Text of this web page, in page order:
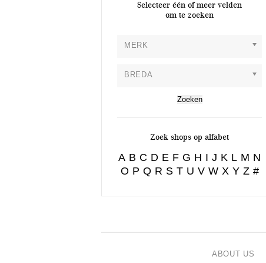
Selecteer één of meer velden
om te zoeken
MERK
BREDA
Zoek shops op alfabet
A B C D E F G H I J K L M N
O P Q R S T U V W X Y Z #
ABOUT US